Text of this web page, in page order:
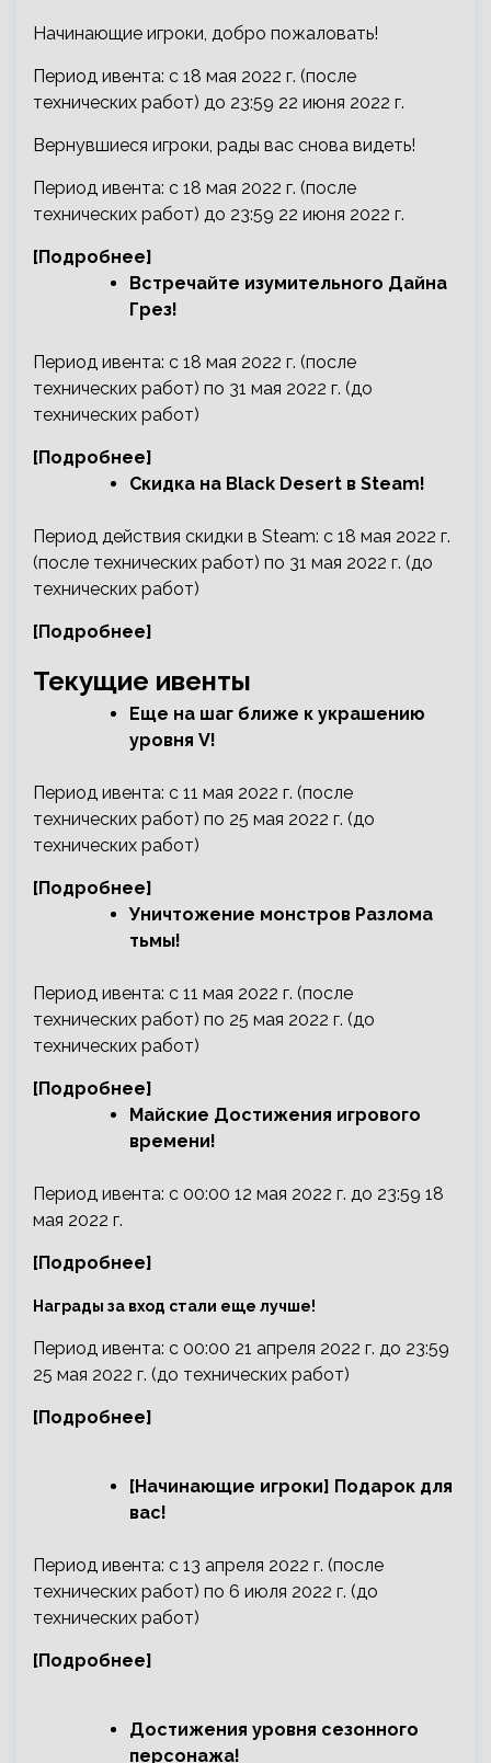
Начинающие игроки, добро пожаловать!
Период ивента: с 18 мая 2022 г. (после
технических работ) до 23:59 22 июня 2022 г.
Вернувшиеся игроки, рады вас снова видеть!
Период ивента: с 18 мая 2022 г. (после
технических работ) до 23:59 22 июня 2022 г.
[Подробнее]
Встречайте изумительного Дайна
Грез!
Период ивента: с 18 мая 2022 г. (после
технических работ) по 31 мая 2022 г. (до
технических работ)
[Подробнее]
Скидка на Black Desert в Steam!
Период действия скидки в Steam: с 18 мая 2022 г.
(после технических работ) по 31 мая 2022 г. (до
технических работ)
[Подробнее]
Текущие ивенты
Еще на шаг ближе к украшению
уровня V!
Период ивента: с 11 мая 2022 г. (после
технических работ) по 25 мая 2022 г. (до
технических работ)
[Подробнее]
Уничтожение монстров Разлома
тьмы!
Период ивента: с 11 мая 2022 г. (после
технических работ) по 25 мая 2022 г. (до
технических работ)
[Подробнее]
Майские Достижения игрового
времени!
Период ивента: с 00:00 12 мая 2022 г. до 23:59 18
мая 2022 г.
[Подробнее]
Награды за вход стали еще лучше!
Период ивента: с 00:00 21 апреля 2022 г. до 23:59
25 мая 2022 г. (до технических работ)
[Подробнее]
[Начинающие игроки] Подарок для
вас!
Период ивента: с 13 апреля 2022 г. (после
технических работ) по 6 июля 2022 г. (до
технических работ)
[Подробнее]
Достижения уровня сезонного
персонажа!